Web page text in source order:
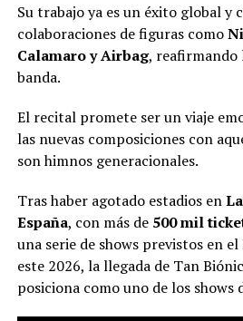
Su trabajo ya es un éxito global y
colaboraciones de figuras como
Calamaro y Airbag, reafirmando
banda.
El recital promete ser un viaje
las nuevas composiciones con
son himnos generacionales.
Tras haber agotado estadios en
España, con más de500 mil
una serie de shows previstos en el
este 2026, la llegada de Tan
posiciona como uno de los shows